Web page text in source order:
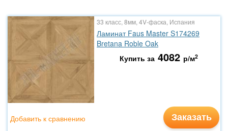
33 класс, 8мм, 4V-фаска, Испания
Ламинат Faus Master S174269
Bretana Roble Oak
Купить за 4082 р/м2
Заказать
Добавить к сравнению